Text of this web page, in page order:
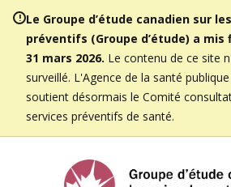
Le Groupe d’étude canadien sur
préventifs (Groupe d’étude) a
31 mars 2026. Le contenu de ce site
surveillé. L'Agence de la santé
soutient désormais le Comité
services préventifs de santé.